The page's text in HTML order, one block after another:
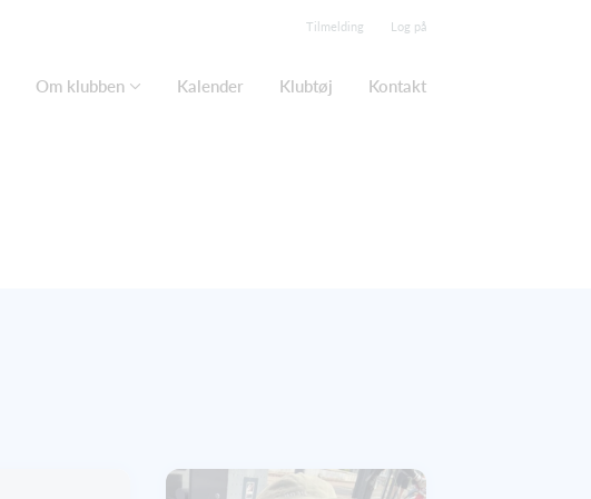
Tilmelding Log på
Om klubben Kalender Klubtøj Kontakt